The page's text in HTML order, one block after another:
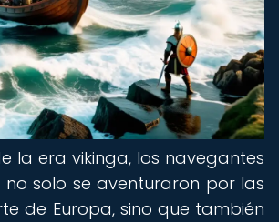
la era vikinga, los navegantes
no solo se aventuraron por las
de Europa, sino que también